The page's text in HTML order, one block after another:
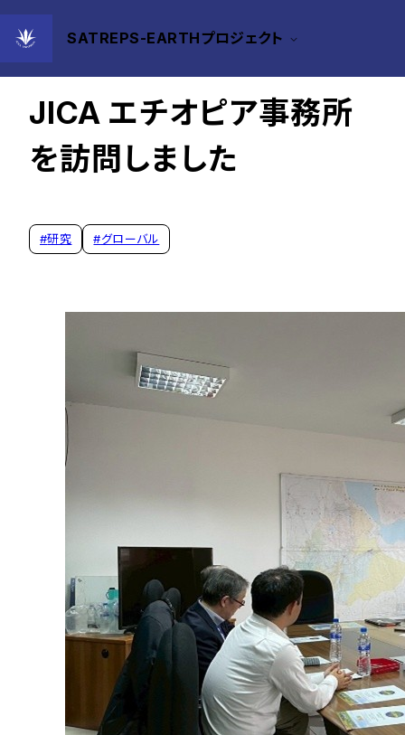
SATREPS-EARTHプロジェクト
2026年03月25日
JICA エチオピア事務所
を訪問しました
#研究 #グローバル